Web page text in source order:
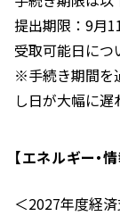
提出期限：9月
受取可能日につ
※手続き期間を
し日が大幅に遅
【エネルギー・
＜2027年度経